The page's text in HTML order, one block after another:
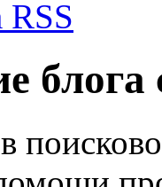
RSS
блога